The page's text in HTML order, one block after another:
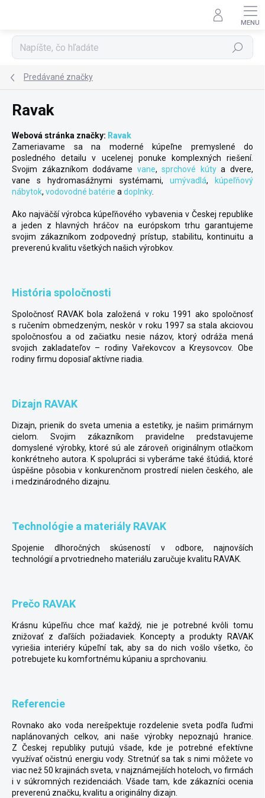
Hľadať
Predávané značky
Ravak
Webová stránka značky: Ravak
Zameriavame sa na moderné kúpeľne premyslené do
posledného detailu v ucelenej ponuke komplexných riešení.
Svojim zákazníkom dodávame vane, sprchové kúty a dvere,
vane s hydromasážnymi systémami,
umývadlá,
kúpeľňový
nábytok, vodovodné batérie a doplnky.
Ako najväčší výrobca kúpeľňového vybavenia v Českej republike
a jeden z hlavných hráčov na európskom trhu garantujeme
svojim zákazníkom zodpovedný prístup, stabilitu, kontinuitu a
preverenú kvalitu všetkých našich výrobkov.
História spoločnosti
Spoločnosť RAVAK bola založená v roku 1991 ako spoločnosť
s ručením obmedzeným, neskôr v roku 1997 sa stala akciovou
spoločnosťou a od začiatku nesie názov, ktorý odráža mená
svojich zakladateľov – rodiny Vařekovcov a Kreysovcov. Obe
rodiny firmu doposiaľ aktívne riadia.
Dizajn RAVAK
Dizajn, prienik do sveta umenia a estetiky, je našim primárnym
cielom. Svojim zákazníkom pravidelne predstavujeme
domyslené výrobky, ktoré sú ale zároveň originálnym otlačkom
konkrétneho autora. K spolupráci si vyberáme také štúdiá, ktoré
úspěšne pôsobia v konkurenčnom prostredí nielen českého, ale
i medzinárodného dizajnu.
Technológie a materiály RAVAK
Spojenie dlhoročných skúseností v odbore, najnovších
technológií a prvotriedneho materiálu zaručuje kvalitu RAVAK.
Prečo RAVAK
Krásnu kúpeľňu chce mať každý, nie je potrebné kvôli tomu
znižovať z ďaľších požiadaviek.
Koncepty a produkty
RAVAK
vyriešia interiéry kúpeľní tak, aby sa do nich vošlo všetko, čo
potrebujete ku komfortnému kúpaniu a sprchovaniu.
Referencie
Rovnako ako voda nerešpektuje rozdelenie sveta podľa ľuďmi
naplánovaných celkov, ani naše výrobky nepoznajú hranice.
Z Českej republiky putujú všade, kde je potrebné efektívne
využívať očistnú energiu vody. Stretnúť sa tak s nimi môžete vo
viac než 50 krajinách sveta, v najznámejších hoteloch, vo firmách
i v súkromných rezidenciách. Všade tam, kde zákazníci ocenia
preverenú značku, kvalitu a originálny dizajn.